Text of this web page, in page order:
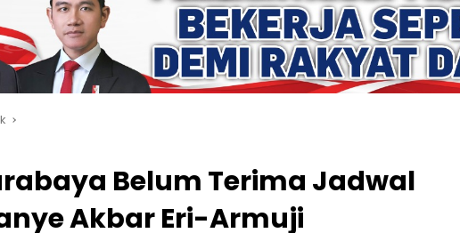
Belum Terima Jadwal
Akbar Eri-Armuji